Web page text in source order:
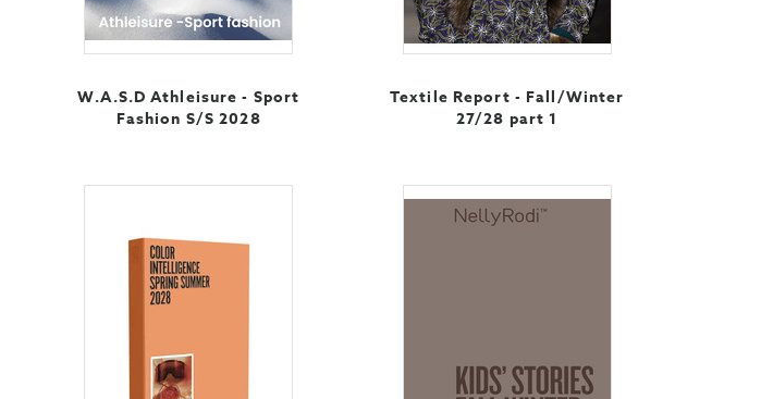
W.A.S.D Athleisure - Sport
Fashion S/S 2028
Textile Report - Fall/Winter
27/28 part 1